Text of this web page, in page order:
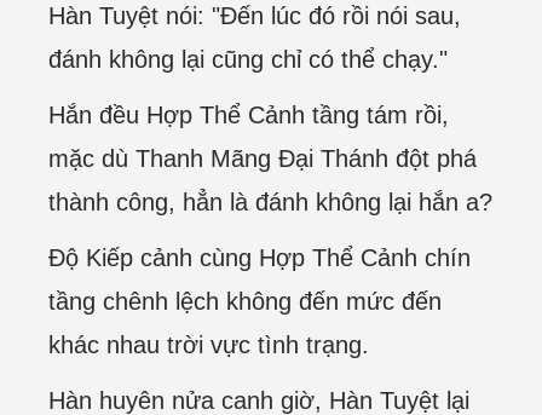
Hàn Tuyệt nói: "Đến lúc đó rồi nói sau,
đánh không lại cũng chỉ có thể chạy."
Hắn đều Hợp Thể Cảnh tầng tám rồi,
mặc dù Thanh Mãng Đại Thánh đột phá
thành công, hẳn là đánh không lại hắn a?
Độ Kiếp cảnh cùng Hợp Thể Cảnh chín
tầng chênh lệch không đến mức đến
khác nhau trời vực tình trạng.
Hàn huyên nửa canh giờ, Hàn Tuyệt lại